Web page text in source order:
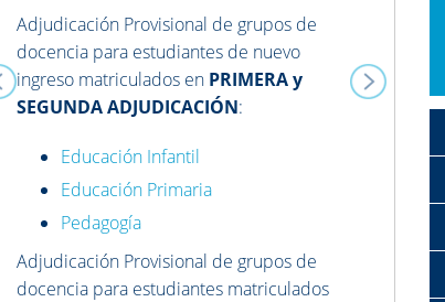
Adjudicación Provisional de grupos de
docencia para estudiantes de nuevo
ingreso matriculados en PRIMERA y
SEGUNDA ADJUDICACIÓN:
Educación Infantil
Educación Primaria
Pedagogía
Adjudicación Provisional de grupos de
docencia para estudiantes matriculados